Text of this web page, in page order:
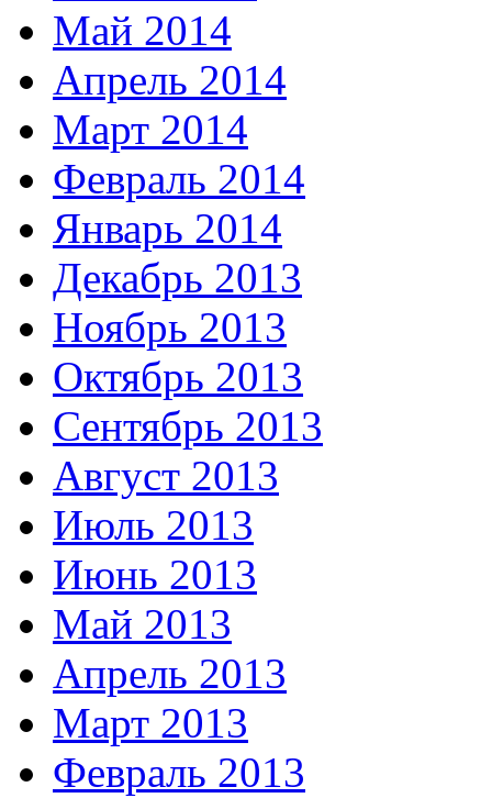
Май 2014
Апрель 2014
Март 2014
Февраль 2014
Январь 2014
Декабрь 2013
Ноябрь 2013
Октябрь 2013
Сентябрь 2013
Август 2013
Июль 2013
Июнь 2013
Май 2013
Апрель 2013
Март 2013
Февраль 2013